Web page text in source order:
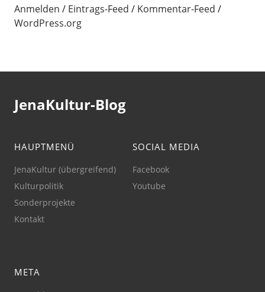
Anmelden Eintrags-Feed
Kommentar-Feed
WordPress.org
JenaKultur-Blog
HAUPTMENÜ
JenaKultur (übergreifend)
Kulturpolitik
Sonderprojekte
Kontakt
SOCIAL MEDIA
Facebook
Youtube
META